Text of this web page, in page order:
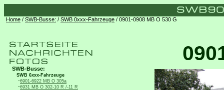
Home / SWB-Busse: / SWB 0xxx-Fahrzeuge / 0901-0908 MB O 530 G
SWB-Busse:
SWB 6xxx-Fahrzeuge
-6901-6922 MB O 305a
-6931 MB O 302-10 R /-11 R